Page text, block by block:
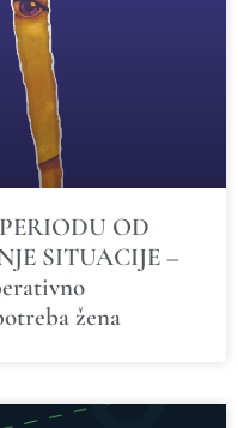
OD
SITUACIJE –
žena